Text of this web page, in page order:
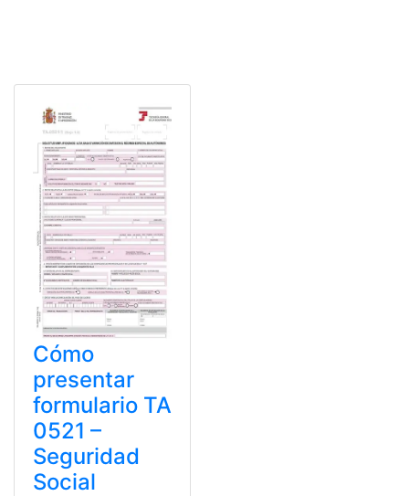
Cómo
presentar
formulario TA
0521 –
Seguridad
Social